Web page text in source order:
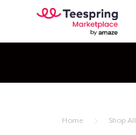
Home Shop All